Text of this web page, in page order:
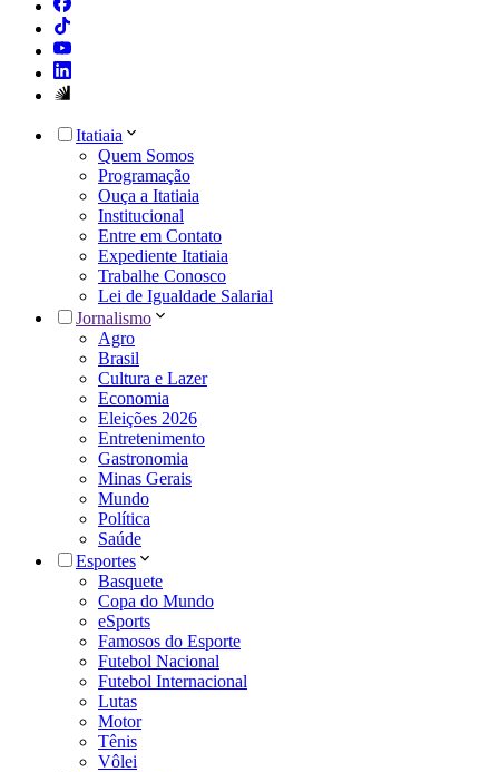
Itatiaia
Quem Somos
Programação
Ouça a Itatiaia
Institucional
Entre em Contato
Expediente Itatiaia
Trabalhe Conosco
Lei de Igualdade Salarial
Jornalismo
Agro
Brasil
Cultura e Lazer
Economia
Eleições 2026
Entretenimento
Gastronomia
Minas Gerais
Mundo
Política
Saúde
Esportes
Basquete
Copa do Mundo
eSports
Famosos do Esporte
Futebol Nacional
Futebol Internacional
Lutas
Motor
Tênis
Vôlei